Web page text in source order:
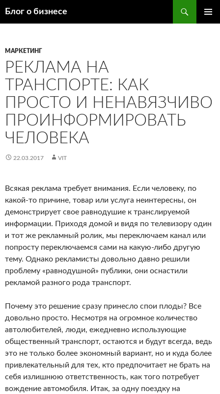
Блог о бизнесе
МАРКЕТИНГ
РЕКЛАМА НА
ТРАНСПОРТЕ: КАК
ПРОСТО И НЕНАВЯЗЧИВО
ПРОИНФОРМИРОВАТЬ
ЧЕЛОВЕКА
22.03.2017 VIT
Всякая реклама требует внимания. Если человеку, по
какой-то причине, товар или услуга неинтересны, он
демонстрирует свое равнодушие к транслируемой
информации. Приходя домой и видя по телевизору один
и тот же рекламный ролик, мы переключаем канал или
попросту переключаемся сами на какую-либо другую
тему. Однако рекламисты довольно давно решили
проблему «равнодушной» публики, они оснастили
рекламой разного рода транспорт.
Почему это решение сразу принесло спои плоды? Все
довольно просто. Несмотря на огромное количество
автолюбителей, люди, ежедневно использующие
общественный транспорт, остаются и будут всегда, ведь
это не только более экономный вариант, но и куда более
привлекательный для тех, кто предпочитает не брать на
себя излишнюю ответственность, как того потребует
вождение автомобиля. Итак, за одну поездку на